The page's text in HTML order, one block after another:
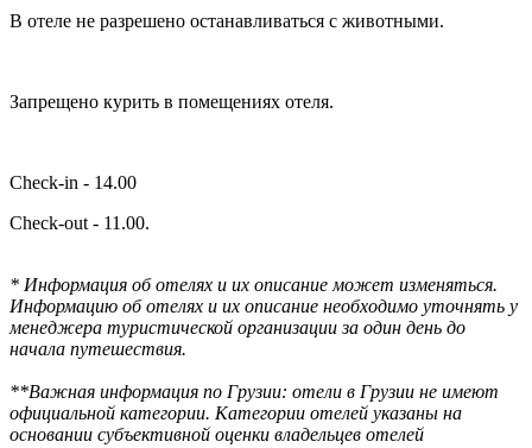
В отеле не разрешено останавливаться с животными.
Запрещено курить в помещениях отеля.
Check-in - 14.00
Check-out - 11.00.
* Информация об отелях и их описание может изменяться.
Информацию об отелях и их описание необходимо уточнять у
менеджера туристической организации за один день до
начала путешествия.
**Важная информация по Грузии: отели в Грузии не имеют
официальной категории. Категории отелей указаны на
основании субъективной оценки владельцев отелей